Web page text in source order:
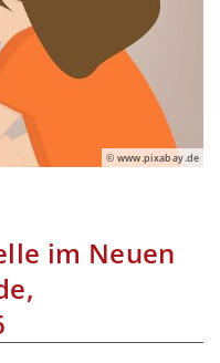
© www.pixabay.de
im Neuen